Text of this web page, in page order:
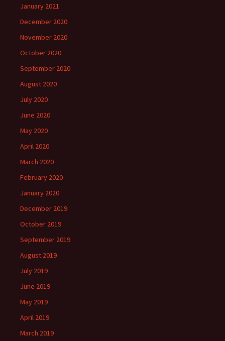
January 2021
December 2020
November 2020
October 2020
September 2020
August 2020
July 2020
June 2020
May 2020
April 2020
March 2020
February 2020
January 2020
December 2019
October 2019
September 2019
August 2019
July 2019
June 2019
May 2019
April 2019
March 2019